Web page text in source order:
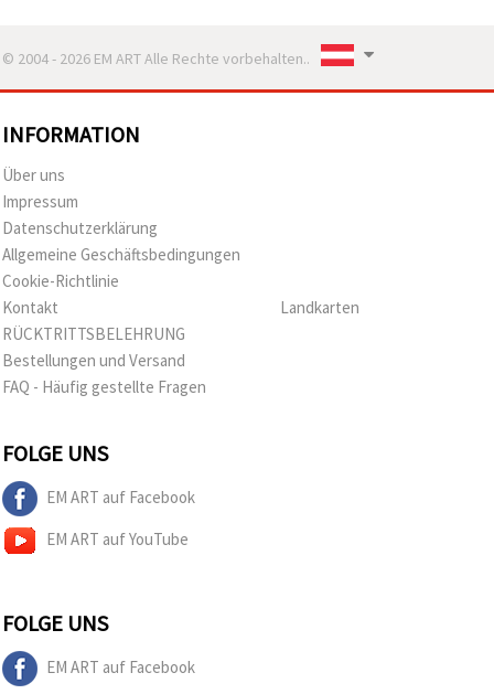
© 2004 - 2026 EM ART Alle Rechte vorbehalten..
INFORMATION
Über uns
Impressum
Datenschutzerklärung
Allgemeine Geschäftsbedingungen
Cookie-Richtlinie
Kontakt
RÜCKTRITTSBELEHRUNG
Bestellungen und Versand
FAQ - Häufig gestellte Fragen
Landkarten
FOLGE UNS
EM ART auf Facebook
EM ART auf YouTube
FOLGE UNS
EM ART auf Facebook